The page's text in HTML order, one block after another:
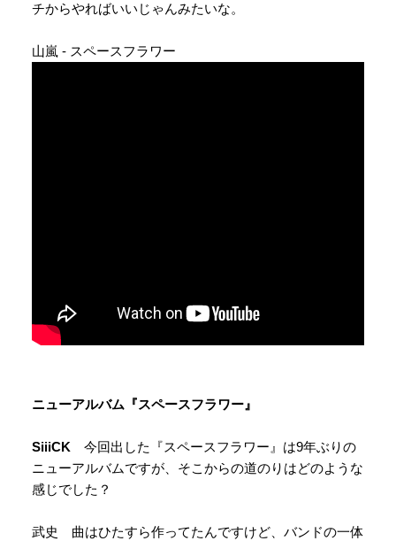
チからやればいいじゃんみたいな。
山嵐 - スペースフラワー
ニューアルバム『スペースフラワー』
SiiiCK 今回出した『スペースフラワー』は9年ぶりの
ニューアルバムですが、そこからの道のりはどのような
感じでした？
武史 曲はひたすら作ってたんですけど、バンドの一体